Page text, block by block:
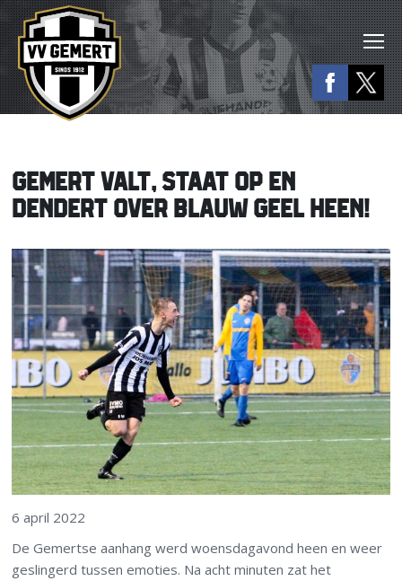
GEMERT VALT, STAAT OP EN
DENDERT OVER BLAUW GEEL HEEN!
6 april 2022
De Gemertse aanhang werd woensdagavond heen en weer
geslingerd tussen emoties. Na acht minuten zat het